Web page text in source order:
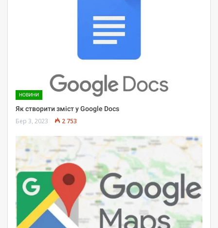
НОВИНИ
Як створити зміст у Google Docs
Бер 3, 2023 2 753